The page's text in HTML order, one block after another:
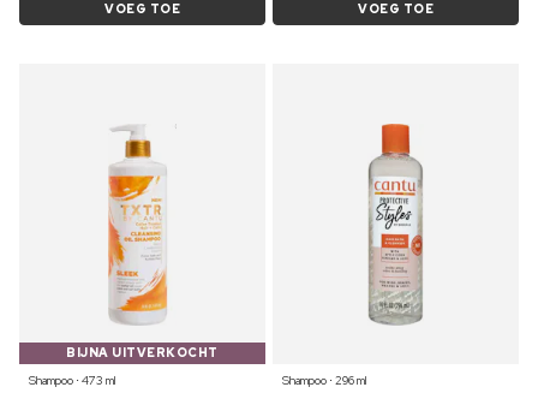
VOEG TOE VOEG TOE
BIJNA UITVERKOCHT
Shampoo ⋅ 473 ml
Shampoo ⋅ 296 ml